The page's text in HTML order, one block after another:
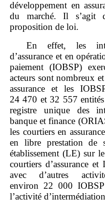
développement en
du marché. Il s’agit
proposition de loi.
En effet, les
d’assurance et en
paiement (IOBSP)
acteurs sont nombreux
assurance et les
24 470 et 32 557 entités
registre unique des
banque et finance
les courtiers en
en libre prestation de
établissement (LE) sur
courtiers d’assurance
avec d’autres
environ 22 000 IOBSP
l’activité